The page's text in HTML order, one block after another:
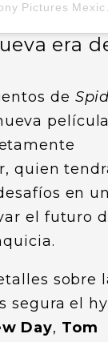
Una
era
de
quien
en
el futuro
sobre
segura el
Day, Tom